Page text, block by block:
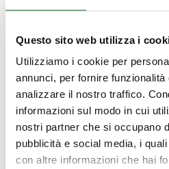
Questo sito web utilizza i
Utilizziamo i cookie per
annunci, per fornire
analizzare il nostro traffico.
informazioni sul modo in cui
nostri partner che si occupano
pubblicità e social media, i
con altre informazioni che hai
–
–
Trucks
parking
Aparcavisa –
parking